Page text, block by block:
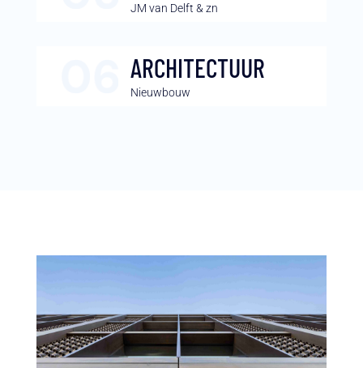
JM van Delft & zn
ARCHITECTUUR
Nieuwbouw